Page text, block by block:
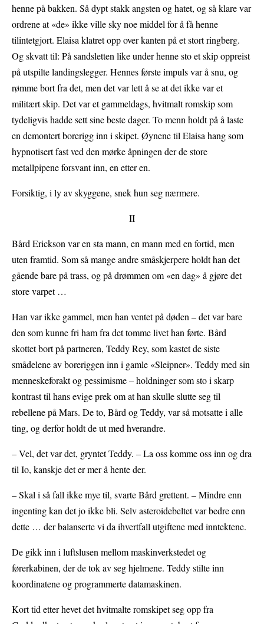
henne på bakken. Så dypt stakk angsten og hatet, og så klare var
ordrene at «de» ikke ville sky noe middel for å få henne
tilintetgjort. Elaisa klatret opp over kanten på et stort ringberg.
Og skvatt til: På sandsletten like under henne sto et skip oppreist
på utspilte landingslegger. Hennes første impuls var å snu, og
rømme bort fra det, men det var lett å se at det ikke var et
militært skip. Det var et gammeldags, hvitmalt romskip som
tydeligvis hadde sett sine beste dager. To menn holdt på å laste
en demontert borerigg inn i skipet. Øynene til Elaisa hang som
hypnotisert fast ved den mørke åpningen der de store
metallpipene forsvant inn, en etter en.
Forsiktig, i ly av skyggene, snek hun seg nærmere.
II
Bård Erickson var en sta mann, en mann med en fortid, men
uten framtid. Som så mange andre småskjerpere holdt han det
gående bare på trass, og på drømmen om «en dag» å gjøre det
store varpet …
Han var ikke gammel, men han ventet på døden – det var bare
den som kunne fri ham fra det tomme livet han førte. Bård
skottet bort på partneren, Teddy Rey, som kastet de siste
smådelene av boreriggen inn i gamle «Sleipner». Teddy med sin
menneskeforakt og pessimisme – holdninger som sto i skarp
kontrast til hans evige prek om at han skulle slutte seg til
rebellene på Mars. De to, Bård og Teddy, var så motsatte i alle
ting, og derfor holdt de ut med hverandre.
– Vel, det var det, gryntet Teddy. – La oss komme oss inn og dra
til Io, kanskje det er mer å hente der.
– Skal i så fall ikke mye til, svarte Bård grettent. – Mindre enn
ingenting kan det jo ikke bli. Selv asteroidebeltet var bedre enn
dette … der balanserte vi da ihvertfall utgiftene med inntektene.
De gikk inn i luftslusen mellom maskinverkstedet og
førerkabinen, der de tok av seg hjelmene. Teddy stilte inn
koordinatene og programmerte datamaskinen.
Kort tid etter hevet det hvitmalte romskipet seg opp fra